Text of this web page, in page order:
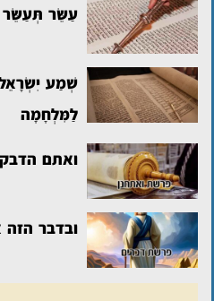
עַשֵּׂר תְּעַשֵּׂר
שְׁמַע
לַמִּלְחָמָה
ואתם
ובדבר הזה